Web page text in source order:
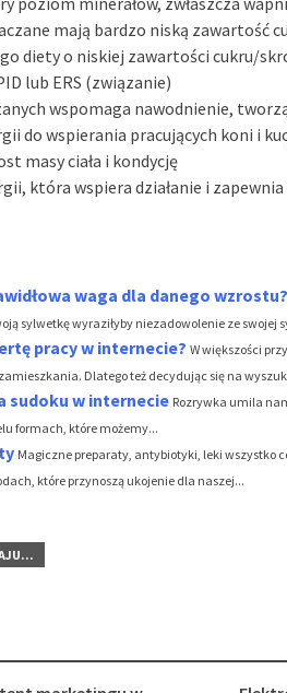
mają bardzo niską zawartość
diety o niskiej zawartości cukru/
lub ERS (związanie)
wspomaga nawodnienie,
do wspierania pracujących koni i
masy ciała i kondycję
która wspiera działanie i
waga dla danego wzrostu?
sylwetkę wyraziłyby niezadowolenie ze swojej
pracy w internecie? W większości
Dlatego też decydując się na
sudoku w internecie Rozrywka umila
formach, które możemy...
Magiczne preparaty, antybiotyki, leki wszystko
które przynoszą ukojenie dla naszej...